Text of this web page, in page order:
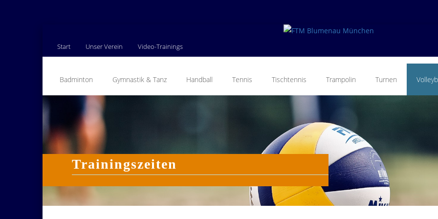
content
Start Unser Verein Video-Trainings
Badminton Gymnastik & Tanz Handball Tennis Tischtennis Trampolin Turnen
Trainingszeiten